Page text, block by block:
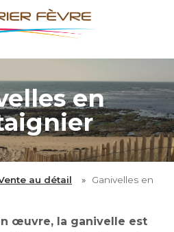
en
au détail »
Ganivelles en
œuvre, la ganivelle est